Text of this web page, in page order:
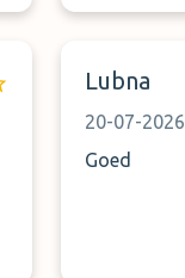
Lubna
20-07-2026
Goed